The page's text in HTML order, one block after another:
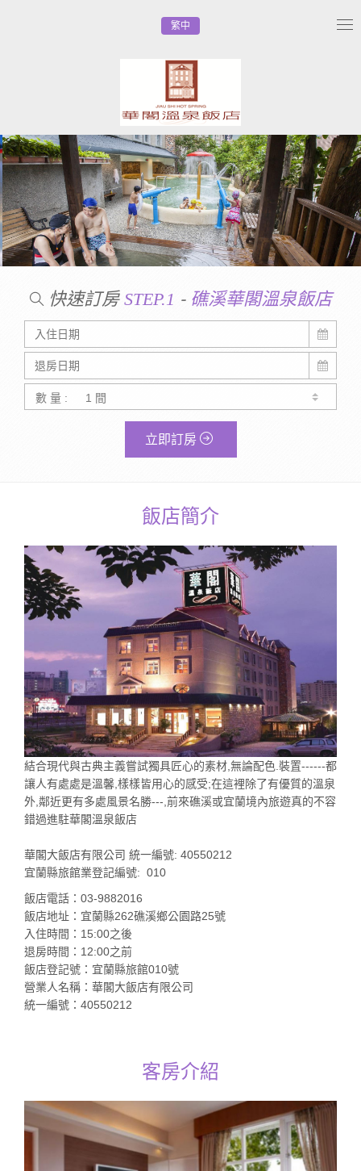
繁中
快速訂房 STEP.1 - 礁溪華閣溫泉飯店
數 量 :
立即訂房
飯店簡介
結合現代與古典主義嘗試獨具匠心的素材,無論配色.裝置------都
讓人有處處是溫馨,樣樣皆用心的感受;在這裡除了有優質的溫泉
外,鄰近更有多處風景名勝---,前來礁溪或宜蘭境內旅遊真的不容
錯過進駐華閣溫泉飯店
華閣大飯店有限公司 統一編號: 40550212
宜蘭縣旅館業登記編號: 010
飯店電話：03-9882016
飯店地址：宜蘭縣262礁溪鄉公園路25號
入住時間：15:00之後
退房時間：12:00之前
飯店登記號：宜蘭縣旅館010號
營業人名稱：華閣大飯店有限公司
統一編號：40550212
客房介紹